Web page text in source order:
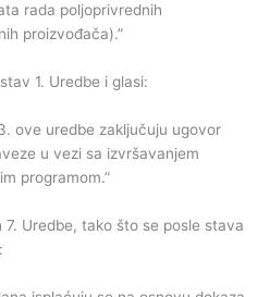
rada poljoprivrednih
proizvođača).”
1. Uredbe i glasi:
ove uredbe zaključuju ugovor
u vezi sa izvršavanjem
programom.”
Uredbe, tako što se posle stava